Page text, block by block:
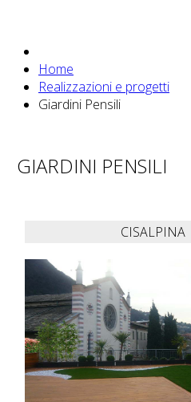
Home
Realizzazioni e progetti
Giardini Pensili
GIARDINI PENSILI
CISALPINA